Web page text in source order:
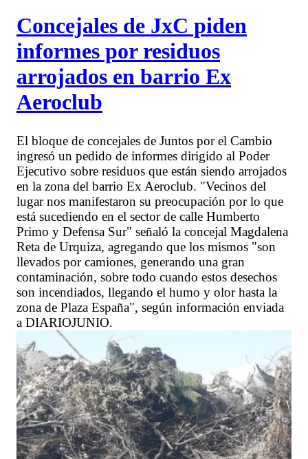
Concejales de JxC piden
informes por residuos
arrojados en barrio Ex
Aeroclub
El bloque de concejales de Juntos por el Cambio
ingresó un pedido de informes dirigido al Poder
Ejecutivo sobre residuos que están siendo arrojados
en la zona del barrio Ex Aeroclub. "Vecinos del
lugar nos manifestaron su preocupación por lo que
está sucediendo en el sector de calle Humberto
Primo y Defensa Sur" señaló la concejal Magdalena
Reta de Urquiza, agregando que los mismos "son
llevados por camiones, generando una gran
contaminación, sobre todo cuando estos desechos
son incendiados, llegando el humo y olor hasta la
zona de Plaza España", según información enviada
a DIARIOJUNIO.